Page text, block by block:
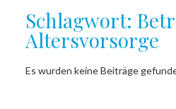
Schlagwort:
Altersvorsorge
Es wurden keine Beiträge